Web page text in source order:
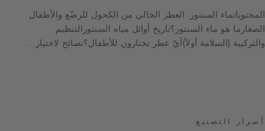
المحتوياتماء السنتور: العطر الخالي من الكحول للرضّع والأطفال
الصغارما هو ماء السنتور؟تاريخ أوائل مياه السنتورالتنظيم
والتركيبة (السلامة أولاً)أيّ عطر تختارون للأطفال؟نصائح لاختيار…
أسرار التصنيع